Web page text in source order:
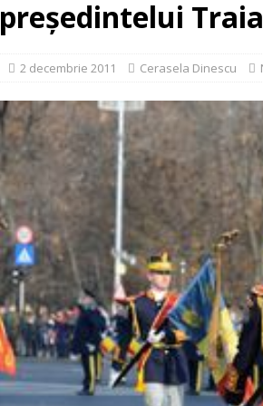
[ 5 august 2026 ]
preşedintelui
2 decembrie 2011 Cerasela Dinescu